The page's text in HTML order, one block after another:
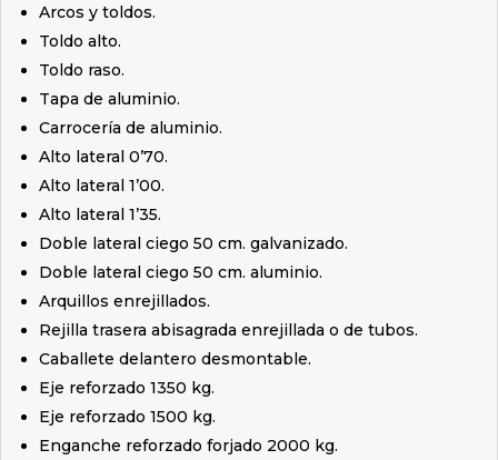
Arcos y toldos.
Toldo alto.
Toldo raso.
Tapa de aluminio.
Carrocería de aluminio.
Alto lateral 0’70.
Alto lateral 1’00.
Alto lateral 1’35.
Doble lateral ciego 50 cm. galvanizado.
Doble lateral ciego 50 cm. aluminio.
Arquillos enrejillados.
Rejilla trasera abisagrada enrejillada o de tubos.
Caballete delantero desmontable.
Eje reforzado 1350 kg.
Eje reforzado 1500 kg.
Enganche reforzado forjado 2000 kg.